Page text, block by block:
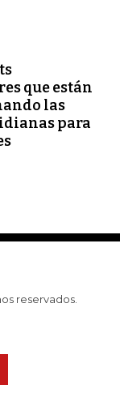
que están
las
para
reservados.